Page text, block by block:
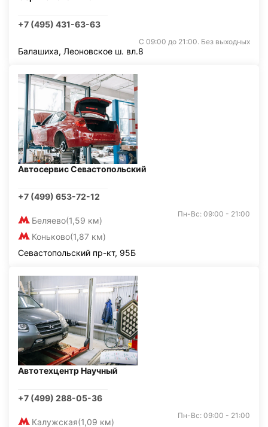
+7 (495) 431-63-63
С 09:00 до 21:00. Без выходных
Балашиха, Леоновское ш. вл.8
Автосервис Севастопольский
+7 (499) 653-72-12
Беляево(1,59 км)
Коньково(1,87 км)
Пн-Вс: 09:00 - 21:00
Севастопольский пр-кт, 95Б
Автотехцентр Научный
+7 (499) 288-05-36
Калужская(1,09 км)
Пн-Вс: 09:00 - 21:00